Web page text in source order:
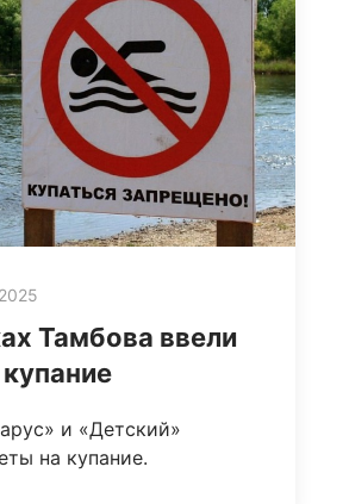
Тамбова ввели
и «Детский»
на купание.